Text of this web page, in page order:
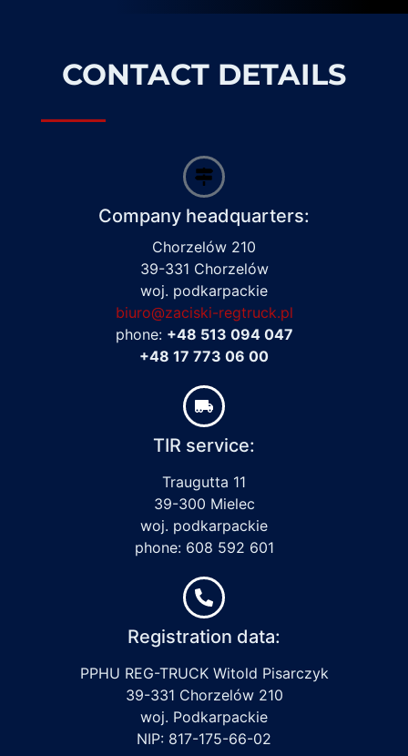
CONTACT DETAILS
Company headquarters:
Chorzelów 210
39-331 Chorzelów
woj. podkarpackie
biuro@zaciski-regtruck.pl
phone: +48 513 094 047
+48 17 773 06 00
TIR service:
Traugutta 11
39-300 Mielec
woj. podkarpackie
phone: 608 592 601
Registration data:
PPHU REG-TRUCK Witold Pisarczyk
39-331 Chorzelów 210
woj. Podkarpackie
NIP: 817-175-66-02